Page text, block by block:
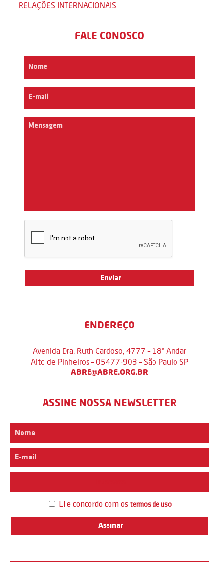
RELAÇÕES INTERNACIONAIS
FALE CONOSCO
ENDEREÇO
Avenida Dra. Ruth Cardoso, 4777 – 18º Andar
Alto de Pinheiros – 05477-903 – São Paulo SP
ABRE@ABRE.ORG.BR
ASSINE NOSSA NEWSLETTER
Li e concordo com os termos de uso